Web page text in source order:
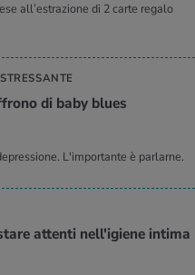
all’estrazione di 2 carte regalo
di baby blues
L'importante è parlarne.
attenti nell'igiene intima